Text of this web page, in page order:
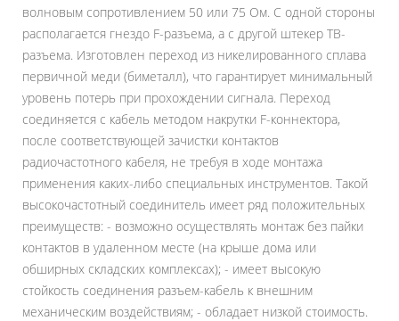
волновым сопротивлением 50 или 75 Ом. С одной стороны
располагается гнездо F-разъема, а с другой штекер ТВ-
разъема. Изготовлен переход из никелированного сплава
первичной меди (биметалл), что гарантирует минимальный
уровень потерь при прохождении сигнала. Переход
соединяется с кабель методом накрутки F-коннектора,
после соответствующей зачистки контактов
радиочастотного кабеля, не требуя в ходе монтажа
применения каких-либо специальных инструментов. Такой
высокочастотный соединитель имеет ряд положительных
преимуществ: - возможно осуществлять монтаж без пайки
контактов в удаленном месте (на крыше дома или
обширных складских комплексах); - имеет высокую
стойкость соединения разъем-кабель к внешним
механическим воздействиям; - обладает низкой стоимость.